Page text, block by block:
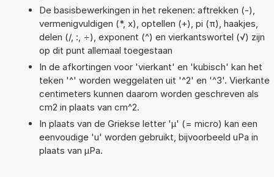
De basisbewerkingen in het rekenen: aftrekken (-),
vermenigvuldigen (*, x), optellen (+), pi (π), haakjes,
delen (/, :, ÷), exponent (^) en vierkantswortel (√) zijn
op dit punt allemaal toegestaan
In de afkortingen voor 'vierkant' en 'kubisch' kan het
teken '^' worden weggelaten uit '^2' en '^3'. Vierkante
centimeters kunnen daarom worden geschreven als
cm2 in plaats van cm^2.
In plaats van de Griekse letter 'µ' (= micro) kan een
eenvoudige 'u' worden gebruikt, bijvoorbeeld uPa in
plaats van µPa.